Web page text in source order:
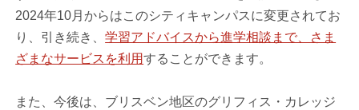
2024年10月からはこのシティキャンパスに変更されてお
り、引き続き、学習アドバイスから進学相談まで、さま
ざまなサービスを利用することができます。
また、今後は、ブリスベン地区のグリフィス・カレッジ